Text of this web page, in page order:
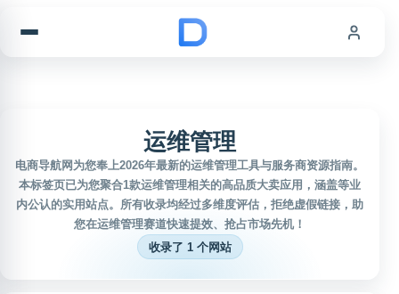
运维管理
电商导航网为您奉上2026年最新的运维管理工具与服务商资源指南。
本标签页已为您聚合1款运维管理相关的高品质大卖应用，涵盖等业
内公认的实用站点。所有收录均经过多维度评估，拒绝虚假链接，助
您在运维管理赛道快速提效、抢占市场先机！
收录了 1 个网站